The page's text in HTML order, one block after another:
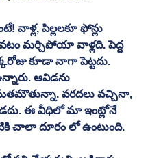
మర్చిపోయా వాళ్లది. పెద్ద
కూడా నాగా పెట్టదు.
ఆవిడను
వరదలు వచ్చినా,
ఈ వీధిలో మా ఇంట్లోనే
చాలా దూరం లో ఉంటుంది.